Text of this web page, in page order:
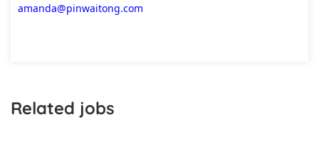
amanda@pinwaitong.com
Related jobs